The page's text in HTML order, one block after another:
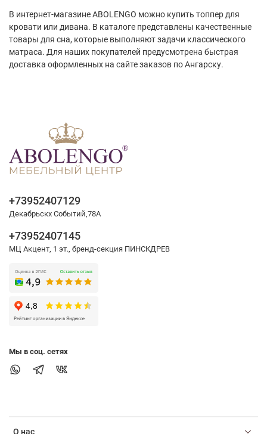
В интернет-магазине ABOLENGO можно купить топпер для
кровати или дивана. В каталоге представлены качественные
товары для сна, которые выполняют задачи классического
матраса. Для наших покупателей предусмотрена быстрая
доставка оформленных на сайте заказов по Ангарску.
О нас
+73952407129
Декабрьскх Событий,78А
+73952407145
МЦ Акцент, 1 эт., бренд-секция ПИНСКДРЕВ
Мы в соц. сетях